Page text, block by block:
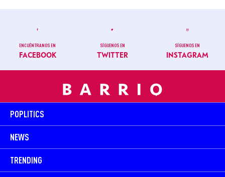
ENCUÉNTRANOS EN
FACEBOOK
SÍGUENOS EN
TWITTER
SÍGUENOS EN
INSTAGRAM
POPLITICS
NEWS
TRENDING